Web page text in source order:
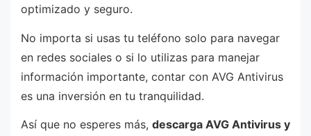
optimizado y seguro.
No importa si usas tu teléfono solo para navegar
en redes sociales o si lo utilizas para manejar
información importante, contar con AVG Antivirus
es una inversión en tu tranquilidad.
Así que no esperes más, descarga AVG Antivirus y